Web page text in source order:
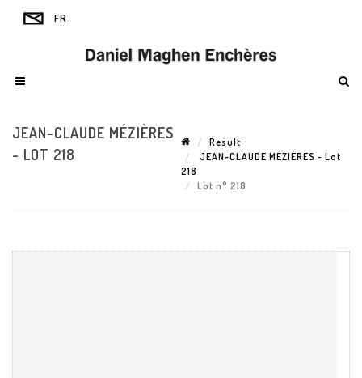
JEAN-CLAUDE MÉZIÈRES
- LOT 218
Result
JEAN-CLAUDE MÉZIÈRES - Lot
218
Lot n° 218